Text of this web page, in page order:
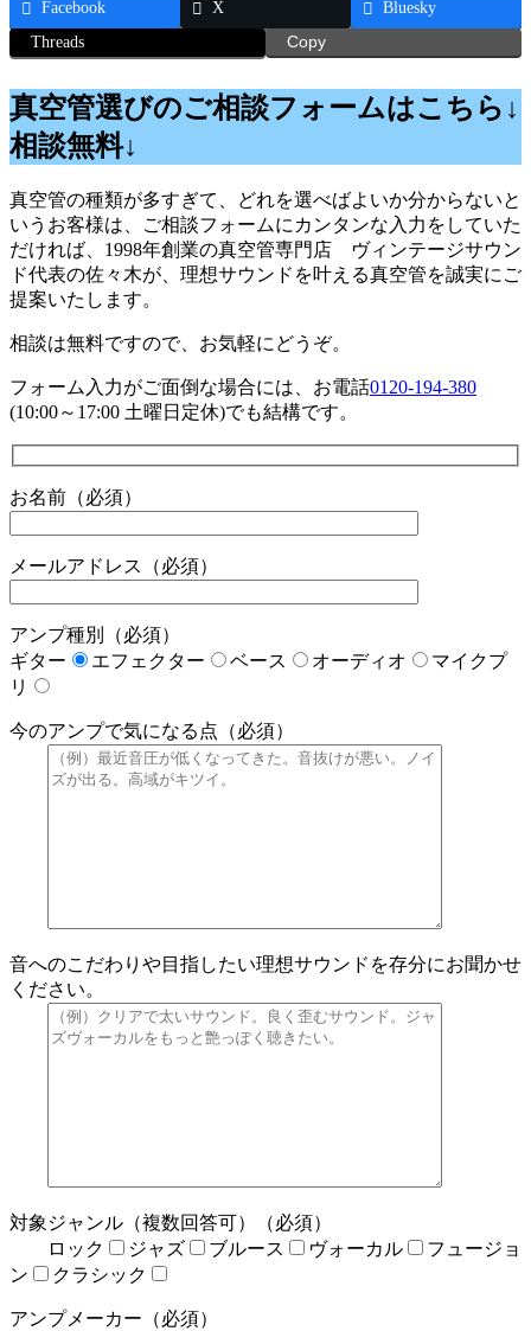
Facebook X
Bluesky
Threads
Copy
真空管選びのご相談フォームはこちら↓
相談無料↓
真空管の種類が多すぎて、どれを選べばよいか分からないと
いうお客様は、ご相談フォームにカンタンな入力をしていた
だければ、1998年創業の真空管専門店 ヴィンテージサウン
ド代表の佐々木が、理想サウンドを叶える真空管を誠実にご
提案いたします。
相談は無料ですので、お気軽にどうぞ。
フォーム入力がご面倒な場合には、お電話0120-194-380
(10:00～17:00 土曜日定休)でも結構です。
お名前（必須）
メールアドレス（必須）
アンプ種別（必須）
ギター
エフェクター ベース オーディオ
マイクプ
リ
今のアンプで気になる点（必須）
音へのこだわりや目指したい理想サウンドを存分にお聞かせ
ください。
対象ジャンル（複数回答可）（必須）
ロック
ジャズ ブルース ヴォーカル
フュージョ
ン
クラシック
アンプメーカー（必須）